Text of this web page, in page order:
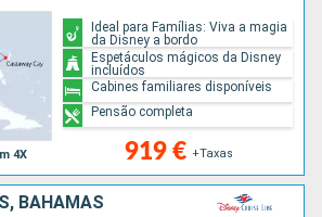
4X 919 € +Taxas
Ideal para Famílias: Viva a magia
da Disney a bordo
Espetáculos mágicos da Disney
incluídos
Cabines familiares disponíveis
Pensão completa
BAHAMAS